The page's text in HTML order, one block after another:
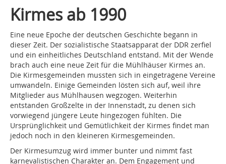
Kirmes ab 1990
Eine neue Epoche der deutschen Geschichte begann in
dieser Zeit. Der sozialistische Staatsapparat der DDR zerfiel
und ein einheitliches Deutschland entstand. Mit der Wende
brach auch eine neue Zeit für die Mühlhäuser Kirmes an.
Die Kirmesgemeinden mussten sich in eingetragene Vereine
umwandeln. Einige Gemeinden lösten sich auf, weil ihre
Mitglieder aus Mühlhausen wegzogen. Weiterhin
entstanden Großzelte in der Innenstadt, zu denen sich
vorwiegend jüngere Leute hingezogen fühlten. Die
Ursprünglichkeit und Gemütlichkeit der Kirmes findet man
jedoch noch in den kleineren Kirmesgemeinden.
Der Kirmesumzug wird immer bunter und nimmt fast
karnevalistischen Charakter an. Dem Engagement und